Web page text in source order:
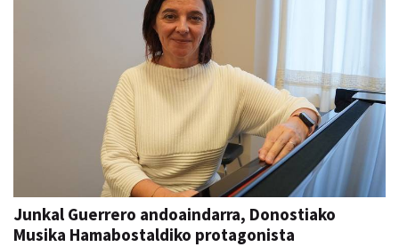
Junkal Guerrero andoaindarra, Donostiako
Musika Hamabostaldiko protagonista